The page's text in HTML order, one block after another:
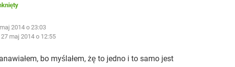
2014 o 23:03
27 maj 2014 o 12:55
bo myślałem, żę to jedno i to samo jest